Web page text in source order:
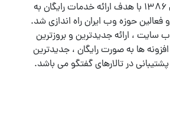
پرشین اسکریپت در سال ۱۳۸۶ با هدف ارائه خدمات رایگان به
فعالین حوزه وب ایران راه اندازی شد.
سایت ، ارائه جدیدترین و بروزترین
ها به صورت رایگان ، جدیدترین
در تالارهای گفتگو می باشد.